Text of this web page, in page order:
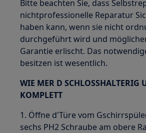
Bitte beachten Sie, dass
nichtprofessionelle Reparatur
haben kann, wenn sie nicht
durchgeführt wird und
Garantie erlischt. Das
besitzen ist wesentlich.
WIE MER D SCHLOSSHALTERIG
KOMPLETT
1. Öffne d'Türe vom
sechs PH2 Schraube am obere